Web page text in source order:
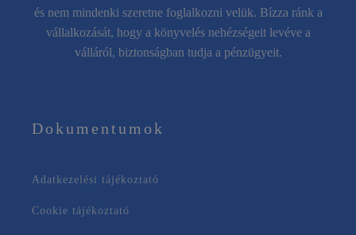
és nem mindenki szeretne foglalkozni velük. Bízza ránk a
vállalkozását, hogy a könyvelés nehézségeit levéve a
válláról, biztonságban tudja a pénzügyeit.
Dokumentumok
Adatkezelési tájékoztató
Cookie tájékoztató